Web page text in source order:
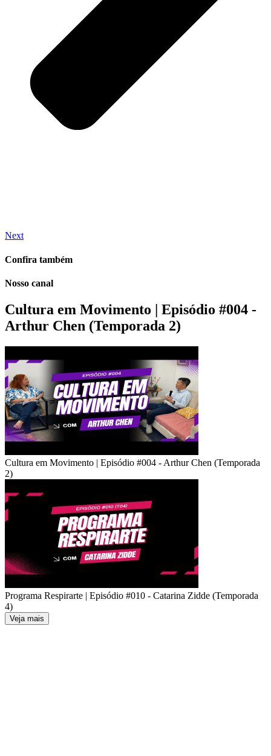
Next
Confira também
Nosso canal
Cultura em Movimento | Episódio #004 -
Arthur Chen (Temporada 2)
Cultura em Movimento | Episódio #004 - Arthur Chen (Temporada
2)
Programa Respirarte | Episódio #010 - Catarina Zidde (Temporada
4)
Veja mais